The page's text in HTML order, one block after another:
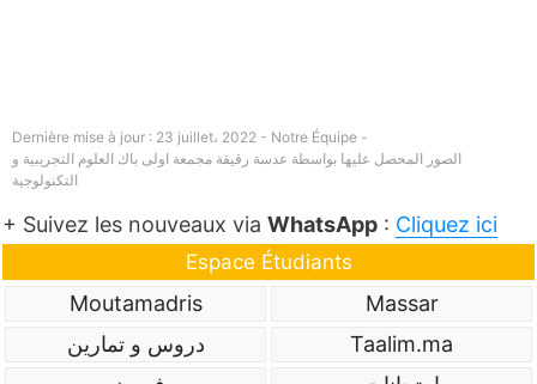
Dernière mise à jour : 23 juillet، 2022 - Notre Équipe -
الصور المحصل عليها بواسطة عدسة رقيقة مجمعة اولى باك العلوم التجريبية و
التكنولوجية
+ Suivez les nouveaux via WhatsApp : Cliquez ici
Espace Étudiants
Massar
Moutamadris
Taalim.ma
دروس و تمارين